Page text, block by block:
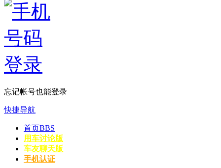
忘记帐号也能登录
快捷导航
首页BBS
用车讨论版
车友聊天版
手机认证